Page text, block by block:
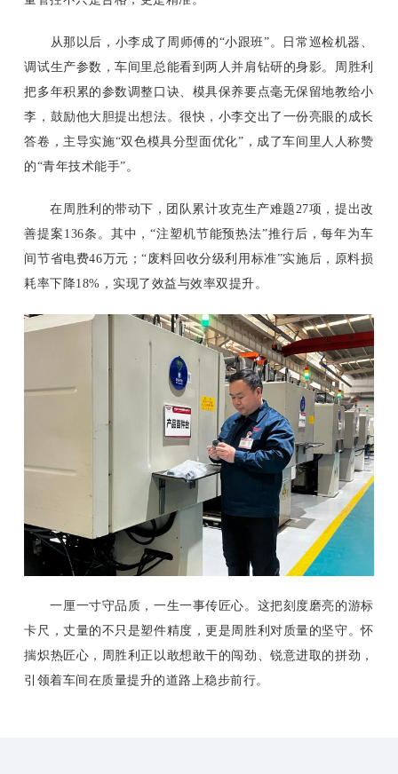
从那以后，小李成了周师傅的“小跟班”。日常巡检机器、
调试生产参数，车间里总能看到两人并肩钻研的身影。周胜利
把多年积累的参数调整口诀、模具保养要点毫无保留地教给小
李，鼓励他大胆提出想法。很快，小李交出了一份亮眼的成长
答卷，主导实施“双色模具分型面优化”，成了车间里人人称赞
的“青年技术能手”。
在周胜利的带动下，团队累计攻克生产难题27项，提出改
善提案136条。其中，“注塑机节能预热法”推行后，每年为车
间节省电费46万元；“废料回收分级利用标准”实施后，原料损
耗率下降18%，实现了效益与效率双提升。
一厘一寸守品质，一生一事传匠心。这把刻度磨亮的游标
卡尺，丈量的不只是塑件精度，更是周胜利对质量的坚守。怀
揣炽热匠心，周胜利正以敢想敢干的闯劲、锐意进取的拼劲，
引领着车间在质量提升的道路上稳步前行。